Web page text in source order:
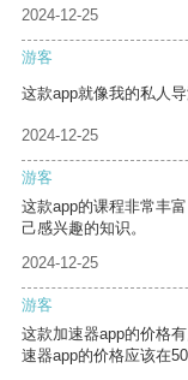
2024-12-25
游客
这款app就像我的私人
2024-12-25
游客
这款app的课程非常丰
己感兴趣的知识。
2024-12-25
游客
这款加速器app的价格
速器app的价格应该在